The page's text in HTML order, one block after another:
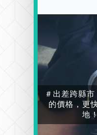
＃出差跨縣
的價格，更
地